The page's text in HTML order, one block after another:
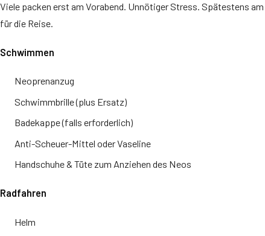
Viele packen erst am Vorabend. Unnötiger Stress. Spätestens
für die Reise.
Schwimmen
Neoprenanzug
Schwimmbrille (plus Ersatz)
Badekappe (falls erforderlich)
Anti-Scheuer-Mittel oder Vaseline
Handschuhe & Tüte zum Anziehen des Neos
Radfahren
Helm